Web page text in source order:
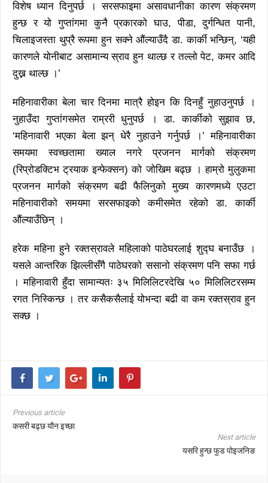
विशेष ध्यान दिनुपर्छ । सरसफाइमा असावधानीका कारण संक्रमण
हुन्छ र यो गुप्तांगमा कुनै प्रकारको घाउ, पीडा, दुर्गन्धित पानी,
चिलाइजस्ता थुप्रै रूपमा हुन सक्ने औंल्याउँदै डा. कार्की भन्छिन्, ‘यही
कारणले योनीबाट असामान्य स्राव हुन थाल्छ र तल्लो पेट, कमर आदि
दुख्न थाल्छ ।’
महिनावारीका बेला चार दिनमा मात्रै होइन कि दिनहुँ नुहाउनुपर्छ ।
नुहाउँदा गुप्तांगसमेत राम्ररी धुनुपर्छ । डा. कार्कीको सुझाव छ,
‘महिनावारी भएका बेला झन् धेरै नुहाउने गर्नुपर्छ ।’ महिनावारीका
समयमा स्वच्छतामा ख्याल नगरे प्रजनन मार्गको संक्रमण
(रिप्रोडक्टिभ ट्रयाक इन्फेक्सन) को जोखिम बढ्छ । हाम्रो मुलुकमा
प्रजनन मार्गको संक्रमण बढी फैलिनुको मुख्य कारणमध्ये एउटा
महिनावारीको समयमा सरसफाइको कमीसमेत रहेको डा. कार्की
औंल्याउँछिन् ।
हरेक महिना हुने रक्तस्रावले महिलाको पाठेघरलाई शुद्घ बनाउँछ ।
यसले आन्तरिक झिल्लीसँगै पाठेघरको ससानो संक्रमण पनि सफा गर्छ
। महिनावारी हुँदा सामान्यतः ३५ मिलिलिटरदेखि ५० मिलिलिटरसम्म
रगत निस्किन्छ । तर कसैकसैलाई योभन्दा बढी वा कम रक्तस्राव हुन
सक्छ ।
Previous article
कसरी बढ्छ यौन इच्छा
Next article
यसरि हुन्छ फुड पोइजनिङ